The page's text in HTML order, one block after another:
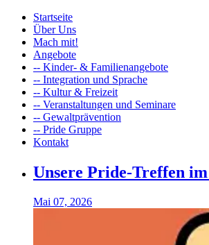
Startseite
Über Uns
Mach mit!
Angebote
-- Kinder- & Familienangebote
-- Integration und Sprache
-- Kultur & Freizeit
-- Veranstaltungen und Seminare
-- Gewaltprävention
-- Pride Gruppe
Kontakt
Unsere Pride-Treffen
Mai 07, 2026